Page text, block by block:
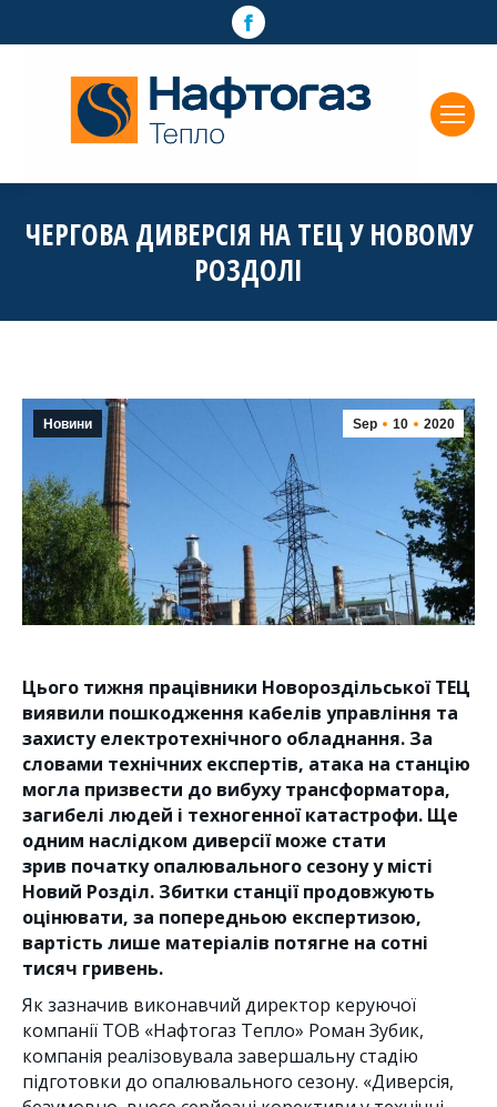
Facebook
opens
window
ЧЕРГОВА ДИВЕРСІЯ НА ТЕЦ У НОВОМУ
РОЗДОЛІ
Sep 10 2020
Новини
Цього тижня працівники Новороздільської ТЕЦ
виявили пошкодження кабелів управління та
захисту електротехнічного обладнання. За
словами технічних експертів, атака на станцію
могла призвести до вибуху трансформатора,
загибелі людей і техногенної катастрофи. Ще
одним наслідком диверсії може стати
зрив початкуопалювального сезону у місті
Новий Розділ. Збитки станції продовжують
оцінювати, за попередньою експертизою,
вартість лише матеріалів потягне на сотні
тисяч гривень.
Як зазначив виконавчий директор керуючої
компанії ТОВ «Нафтогаз Тепло» Роман Зубик,
компанія реалізовувала завершальну стадію
підготовки до опалювального сезону. «Диверсія,